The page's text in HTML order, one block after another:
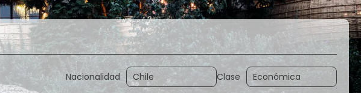
Autos Paquetes Multidestino
Nacionalidad Clase